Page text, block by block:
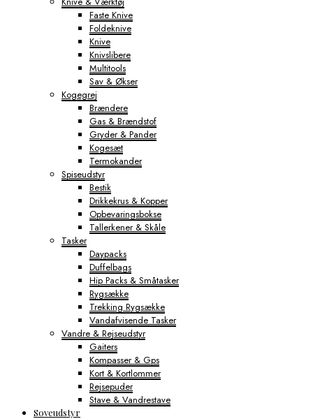
Faste Knive
Foldeknive
Knive
Knivslibere
Multitools
Sav & Økser
Kogegrej
Brændere
Gas & Brændstof
Gryder & Pander
Kogesæt
Termokander
Spiseudstyr
Bestik
Drikkekrus & Kopper
Opbevaringsbokse
Tallerkener & Skåle
Tasker
Daypacks
Duffelbags
Hip Packs & Småtasker
Rygsække
Trekking Rygsække
Vandafvisende Tasker
Vandre & Rejseudstyr
Gaiters
Kompasser & Gps
Kort & Kortlommer
Rejsepuder
Stave & Vandrestave
Soveudstyr